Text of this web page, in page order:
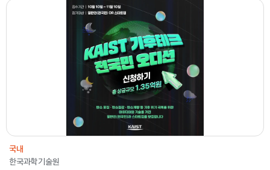
2024
한국과학기술원
국내
한국과학기술원